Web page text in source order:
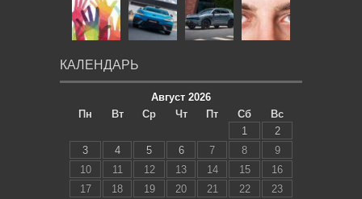
КАЛЕНДАРЬ
Август 2026
Пн
Вт Ср Чт Пт Сб
Вс
1
2
3
4 5 6 7 8
9
10
11 12 13 14 15
16
17
18 19 20 21 22
23